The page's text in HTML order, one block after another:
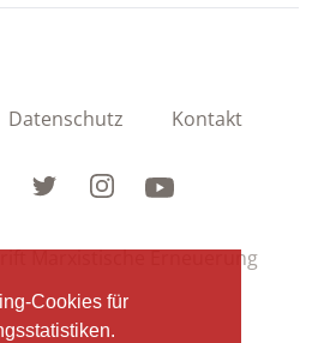
Cookies für
Datenschutz Kontakt
TwitterInstagramYoutube
Marxistische Erneuerung